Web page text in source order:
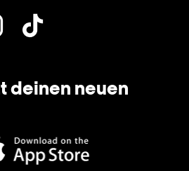
deinen neuen